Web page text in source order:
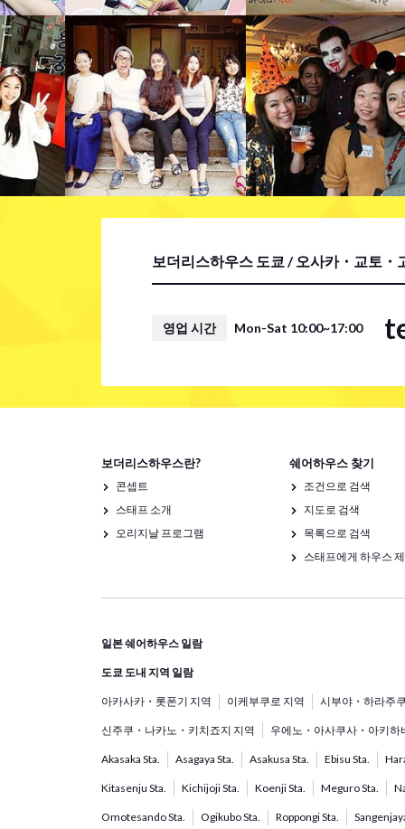
보더리스하우스 도쿄 / 오사카・교토・
영업 시간 Mon-Sat 10:00~17:00
보더리스하우스란?
콘셉트
스태프 소개
오리지날 프로그램
쉐어하우스 찾기
조건으로 검색
지도로 검색
목록으로 검색
스태프에게 하우스
일본 쉐어하우스 일람
도쿄 도내 지역 일람
아카사카・롯폰기 지역 이케부쿠로 지역 시부야・하라주
신주쿠・나카노・키치죠지 지역 우에노・아사쿠사・아키하
Akasaka Sta. Asagaya Sta. Asakusa Sta. Ebisu Sta.
Kitasenju Sta. Kichijoji Sta. Koenji Sta. Meguro Sta.
Omotesando Sta. Ogikubo Sta. Roppongi Sta.